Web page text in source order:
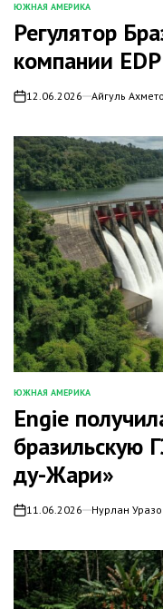
ОПУБЛИКОВАНО
В
ЮЖНАЯ АМЕРИКА
Регулятор
компании
on12.06.2026 Айгуль
ОПУБЛИКОВАНО
В
ЮЖНАЯ АМЕРИКА
Engie
бразильскую
ду-Жари»
on11.06.2026 Нурлан